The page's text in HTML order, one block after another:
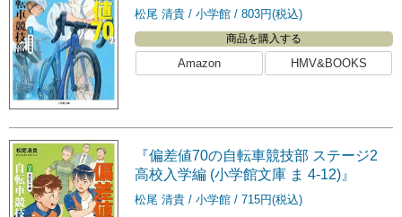
松尾 清貴 小学館 803円(税込)
商品を購入する
Amazon HMV&BOOKS
『偏差値70の自転車競技部 ステージ2
高校入学編 (小学館文庫 ま 4-12)』
松尾 清貴 小学館 715円(税込)